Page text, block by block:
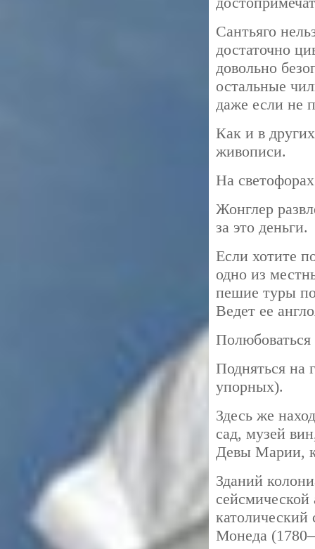
Сантьяго
достаточно
довольно
остальные
даже если не
Как и в
живописи.
На
Жонглер
за это деньги.
Если хотите
одно из
пешие туры
Ведет ее
Подняться на
упорных).
Здесь же
сад, музей
Девы Марии,
Зданий
сейсмической
Монеда